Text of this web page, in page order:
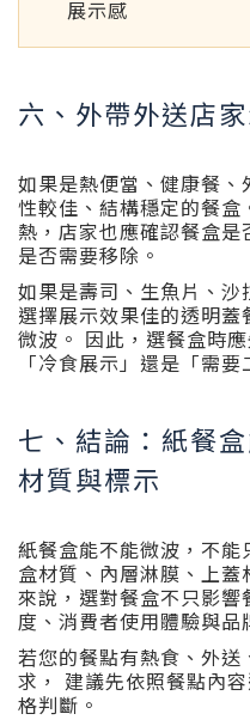
展示感
六、外帶外送店
如果是熱便當、健康餐
性較佳、結構穩定的餐
熱，店家也應確認餐盒
是否需要移除。
如果是壽司、生魚片、
選擇展示效果佳的透明
微波。 因此，選餐盒時
「冷食展示」還是「需要
七、結論：紙餐
材質與標示
紙餐盒能不能微波，不
盒材質、內層淋膜、上
來說，選對餐盒不只影
度、消費者使用體驗與品
若您的餐點有熱食、外
求， 建議先依照餐點內
格判斷。